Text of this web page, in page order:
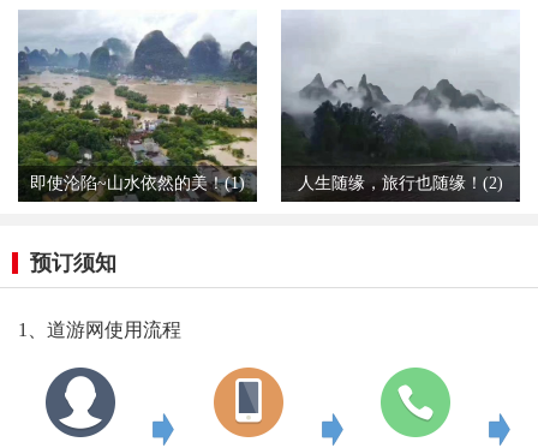
即使沦陷~山水依然的美！(1) 人生随缘，旅行也随缘！(2)
预订须知
1、道游网使用流程